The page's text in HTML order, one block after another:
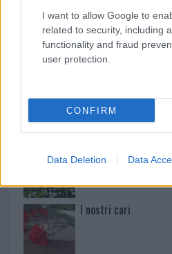
I want to allow Google to
related to security, including
functionality and fraud
user protection.
CONFIRM
Data Deletion Data
Paolo Pinna
I nostri cari
I nostri cari